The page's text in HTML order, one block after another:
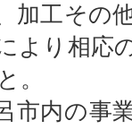
加工その
より相応
。
市内の事